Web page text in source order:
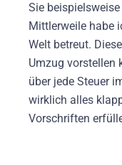
Sie beispielsweise
Mittlerweile habe
Welt betreut.
Umzug vorstellen
über jede Steuer
wirklich alles
Vorschriften